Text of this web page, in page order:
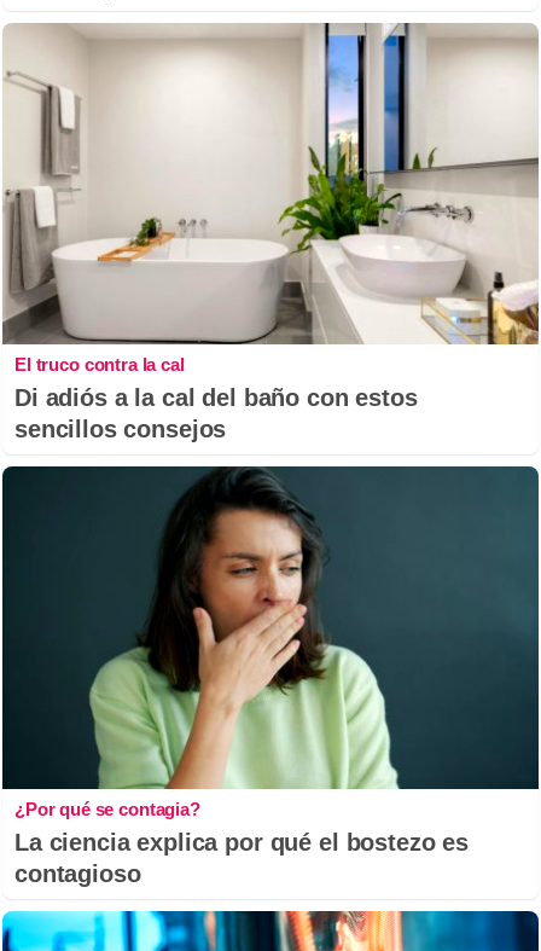
El truco contra la cal
Di adiós a la cal del baño con estos
sencillos consejos
¿Por qué se contagia?
La ciencia explica por qué el bostezo es
contagioso